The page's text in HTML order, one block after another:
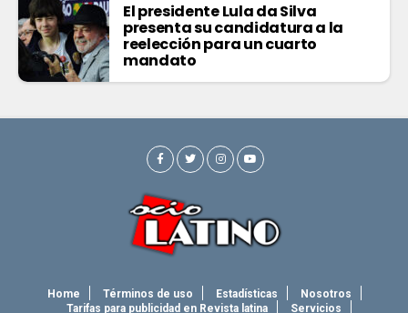
El presidente Lula da Silva
presenta su candidatura a la
reelección para un cuarto
mandato
Home Términos de uso Estadísticas
Nosotros
Tarifas para publicidad en Revista latina
Servicios